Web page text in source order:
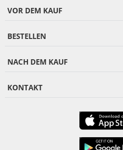
VOR DEM KAUF
BESTELLEN
NACH DEM KAUF
KONTAKT